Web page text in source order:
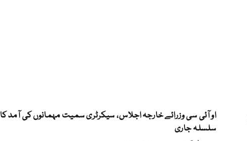
او آئی سی وزرائے خارجہ اجلاس، سیکرٹری سمیت مہمانوں کی آمد کا
سلسلہ جاری